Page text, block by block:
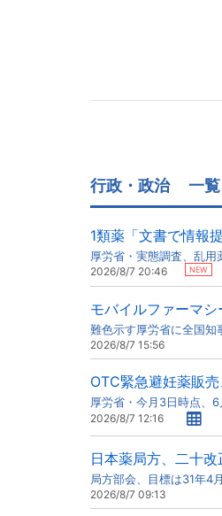
行政・政治 一覧
1類薬「文書で情報
厚労省・実態調査、乱用
2026/8/7 20:46 NEW
モバイルファーマシ
難色示す厚労省に全国知
2026/8/7 15:56
OTC緊急避妊薬販
厚労省・今月3日時点、
2026/8/7 12:16
日本薬局方、二十
局方部会、目標は31年4
2026/8/7 09:13